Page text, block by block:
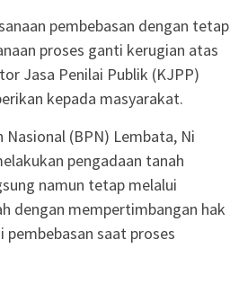
pembebasan dengan tetap
proses ganti kerugian atas
Jasa Penilai Publik (KJPP)
kepada masyarakat.
(BPN) Lembata, Ni
pengadaan tanah
namun tetap melalui
dengan mempertimbangan hak
saat proses